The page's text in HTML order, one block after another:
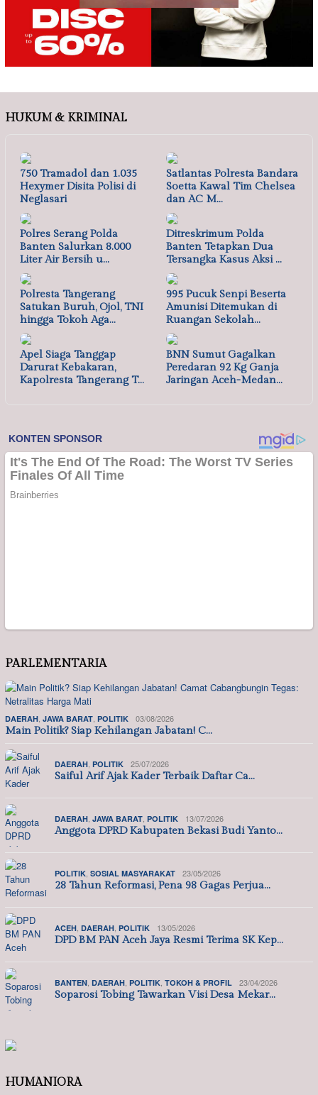
HUKUM & KRIMINAL
750 Tramadol dan 1.035
Hexymer Disita Polisi di
Neglasari
Satlantas Polresta Bandara
Soetta Kawal Tim Chelsea
dan AC M…
Polres Serang Polda
Banten Salurkan 8.000
Liter Air Bersih u…
Ditreskrimum Polda
Banten Tetapkan Dua
Tersangka Kasus Aksi …
Polresta Tangerang
Satukan Buruh, Ojol, TNI
hingga Tokoh Aga…
995 Pucuk Senpi Beserta
Amunisi Ditemukan di
Ruangan Sekolah…
Apel Siaga Tanggap
Darurat Kebakaran,
Kapolresta Tangerang T…
BNN Sumut Gagalkan
Peredaran 92 Kg Ganja
Jaringan Aceh-Medan…
PARLEMENTARIA
DAERAH, JAWA BARAT, POLITIK 03/08/2026
Main Politik? Siap Kehilangan Jabatan! C…
DAERAH, POLITIK 25/07/2026
Saiful Arif Ajak Kader Terbaik Daftar Ca…
DAERAH, JAWA BARAT, POLITIK 13/07/2026
Anggota DPRD Kabupaten Bekasi Budi Yanto…
POLITIK, SOSIAL MASYARAKAT 23/05/2026
28 Tahun Reformasi, Pena 98 Gagas Perjua…
ACEH, DAERAH, POLITIK 13/05/2026
DPD BM PAN Aceh Jaya Resmi Terima SK Kep…
BANTEN, DAERAH, POLITIK, TOKOH & PROFIL 23/04/2026
Soparosi Tobing Tawarkan Visi Desa Mekar…
HUMANIORA